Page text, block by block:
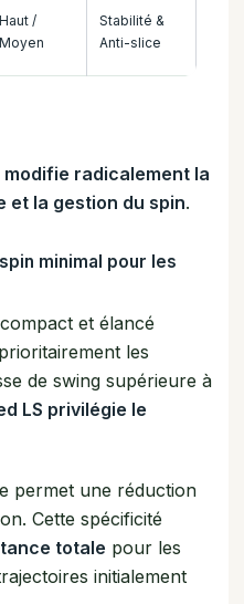
Haut /
Moyen
Stabilité &
Anti-slice
modifie radicalement la
et la gestion du spin.
minimal pour les
et élancé
les
de swing supérieure à
LS privilégie le
permet une réduction
Cette spécificité
totale pour les
initialement